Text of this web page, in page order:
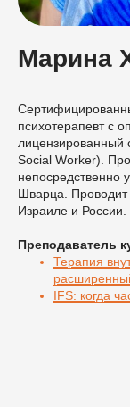
Марина
психотерапевт с
лицензированный
Social Worker).
непосредственно
Шварца.
Израиле и России.
Преподаватель
Терапия
IFS: когда